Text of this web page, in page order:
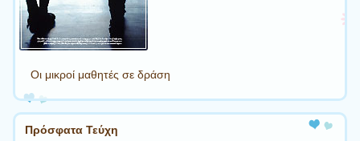
Οι μικροί μαθητές σε δράση
Πρόσφατα Τεύχη